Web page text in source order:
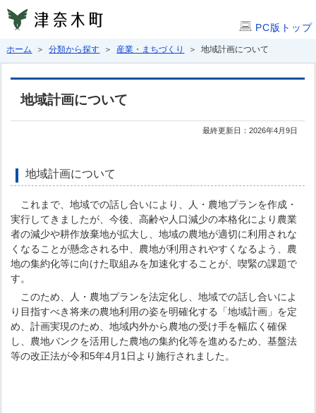
PC版トップ
ホーム ＞分類から探す ＞ 産業・まちづくり ＞ 地域計画について
地域計画について
最終更新日：2026年4月9日
地域計画について
これまで、地域での話し合いにより、人・農地プランを作成・
実行してきましたが、今後、高齢や人口減少の本格化により農業
者の減少や耕作放棄地が拡大し、地域の農地が適切に利用されな
くなることが懸念される中、農地が利用されやすくなるよう、農
地の集約化等に向けた取組みを加速化することが、喫緊の課題で
す。
このため、人・農地プランを法定化し、地域での話し合いによ
り目指すべき将来の農地利用の姿を明確化する「地域計画」を定
め、計画実現のため、地域内外から農地の受け手を幅広く確保
し、農地バンクを活用した農地の集約化等を進めるため、基盤法
等の改正法が令和5年4月1日より施行されました。